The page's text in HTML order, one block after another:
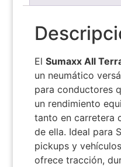
El Sumaxx All
un neumático
para conductores
un rendimiento
tanto en carretera
de ella. Ideal para
pickups y
ofrece tracción,